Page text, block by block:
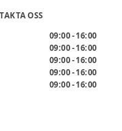
OSS
09:00 - 16:00
09:00 - 16:00
09:00 - 16:00
09:00 - 16:00
09:00 - 16:00